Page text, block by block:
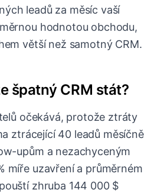
leadů za měsíc vaší
hodnotou obchodu,
větší než samotný CRM.
špatný CRM stát?
očekává, protože ztráty
ztrácející 40 leadů měsíčně
upům a nezachyceným
míře uzavření a průměrném
zhruba 144 000 $